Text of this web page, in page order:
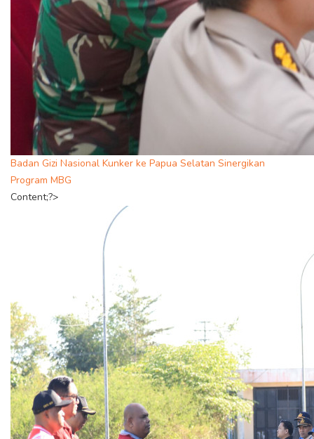
Badan Gizi Nasional Kunker ke Papua Selatan Sinergikan
Program MBG
Content;?>